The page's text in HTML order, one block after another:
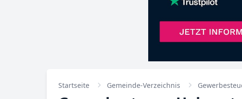
Startseite Gemeinde-Verzeichnis